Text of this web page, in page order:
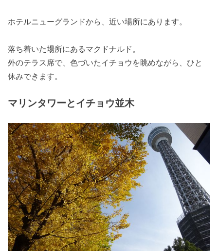
ホテルニューグランドから、近い場所にあります。
落ち着いた場所にあるマクドナルド。
外のテラス席で、色づいたイチョウを眺めながら、ひと
休みできます。
マリンタワーとイチョウ並木